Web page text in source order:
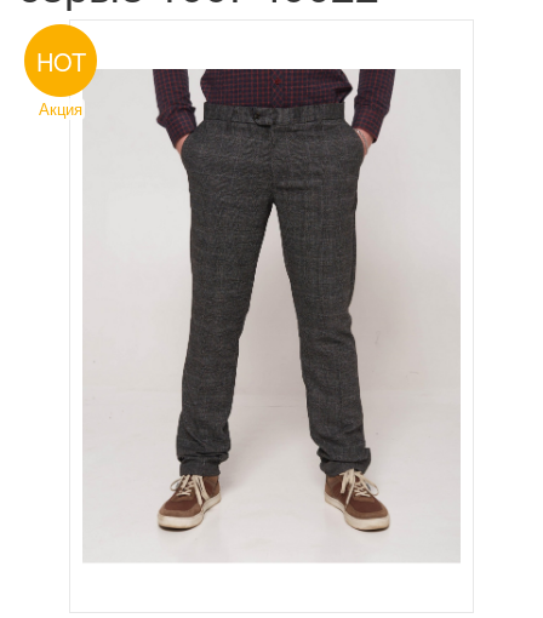
HOT
Акция